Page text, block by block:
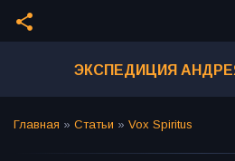
share
ЭКСПЕДИЦИЯ
Главная » Статьи » Vox Spiritus